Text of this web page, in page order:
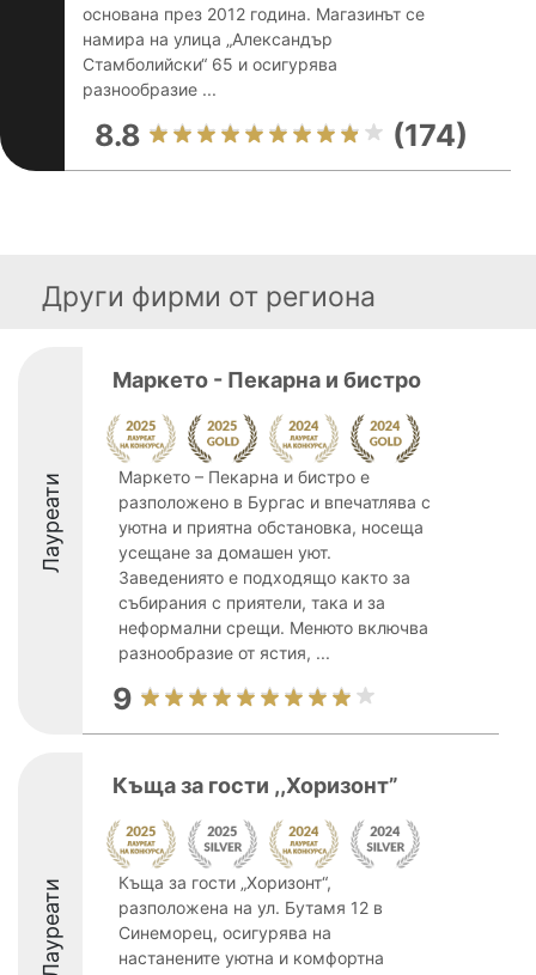
основана през 2012 година. Магазинът се
намира на улица „Александър
Стамболийски“ 65 и осигурява
разнообразие ...
8.8 (174)
Други фирми от региона
Лауреати
Маркето - Пекарна и бистро
Маркето – Пекарна и бистро е
разположено в Бургас и впечатлява с
уютна и приятна обстановка, носеща
усещане за домашен уют.
Заведениято е подходящо както за
събирания с приятели, така и за
неформални срещи. Менюто включва
разнообразие от ястия, ...
9
Лауреати
Къща за гости ,,Хоризонт”
Къща за гости „Хоризонт“,
разположена на ул. Бутамя 12 в
Синеморец, осигурява на
настанените уютна и комфортна